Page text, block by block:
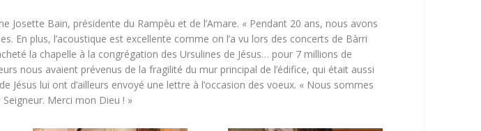
Bain, présidente du Rampèu et de l’Amare. « Pendant 20 ans, nous avons
En plus, l’acoustique est excellente comme on l’a vu lors des concerts de Bàrri
la chapelle à la congrégation des Ursulines de Jésus… pour 7 millions de
nous avaient prévenus de la fragilité du mur principal de l’édifice, qui était aussi
lui ont d’ailleurs envoyé une lettre à l’occasion des voeux. « Nous sommes
Merci mon Dieu ! »